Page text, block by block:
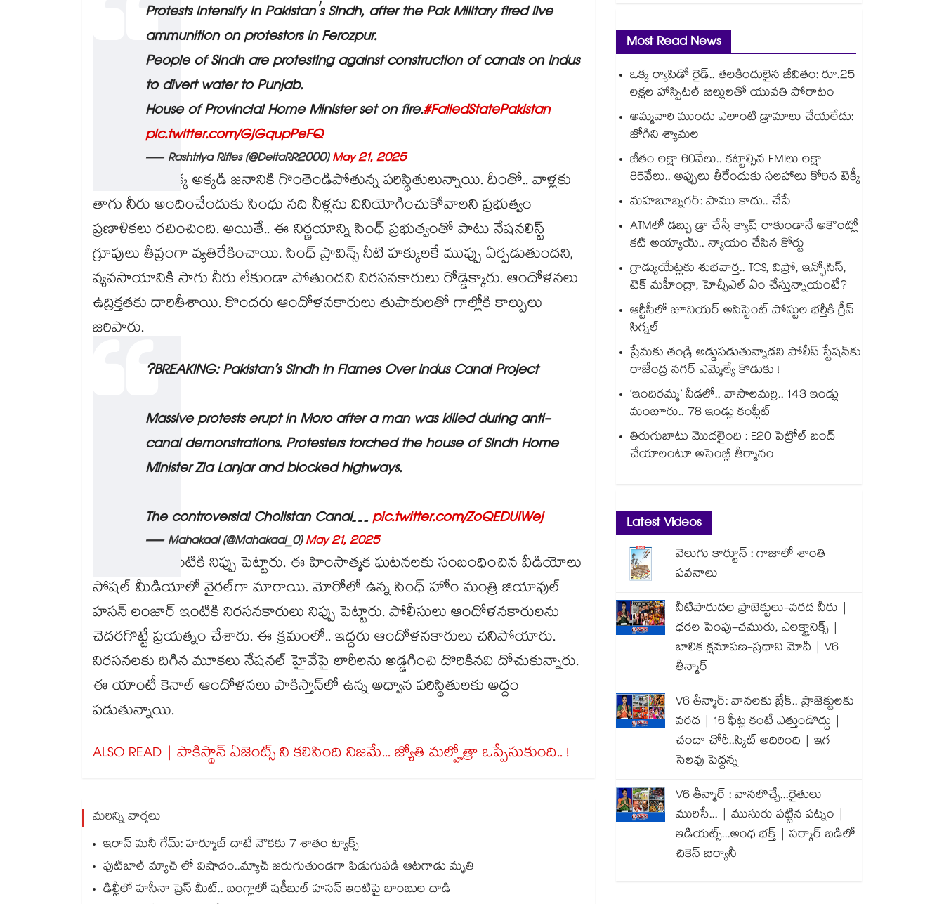
Protests intensify in Pakistan's Sindh, after the Pak Military fired live
ammunition on protestors in Ferozpur.
People of Sindh are protesting against construction of canals on Indus
to divert water to Punjab.
House of Provincial Home Minister set on fire.#FailedStatePakistan
pic.twitter.com/GjGqupPeFQ
— Rashtriya Rifles (@DeltaRR2000)May 21, 2025
తాగునీళ్లు దొరక్క అక్కడి జనానికి గొంతెండిపోతున్న పరిస్థితులున్నాయి. దీంతో.. వాళ్లకు
తాగు నీరు అందించేందుకు సింధు నది నీళ్లను వినియోగించుకోవాలని ప్రభుత్వం
ప్రణాళికలు రచించింది. అయితే.. ఈ నిర్ణయాన్ని సింధ్ ప్రభుత్వంతో పాటు నేషనలిస్ట్
గ్రూపులు తీవ్రంగా వ్యతిరేకించాయి. సింధ్ ప్రావిన్స్ నీటి హక్కులకే ముప్పు ఏర్పడుతుందని,
వ్యవసాయానికి సాగు నీరు లేకుండా పోతుందని నిరసనకారులు రోడ్డెక్కారు. ఆందోళనలు
ఉద్రిక్తతకు దారితీశాయి. కొందరు ఆందోళనకారులు తుపాకులతో గాల్లోకి కాల్పులు
జరిపారు.
?BREAKING: Pakistan’s Sindh in Flames Over Indus Canal Project
Massive protests erupt in Moro after a man was killed during anti-
canal demonstrations. Protesters torched the house of Sindh Home
Minister Zia Lanjar and blocked highways.
The controversial Cholistan Canal…pic.twitter.com/ZoQEDUlWej
— Mahakaal (@Mahakaal_0)May 21, 2025
హోం మంత్రి ఇంటికి నిప్పు పెట్టారు. ఈ హింసాత్మక ఘటనలకు సంబంధించిన వీడియోలు
సోషల్ మీడియాలో వైరల్⁬గా మారాయి. మోరోలో ఉన్న సింధ్ హోం మంత్రి జియావుల్
హసన్ లంజార్ ఇంటికి నిరసనకారులు నిప్పు పెట్టారు. పోలీసులు ఆందోళనకారులను
చెదరగొట్టే ప్రయత్నం చేశారు. ఈ క్రమంలో.. ఇద్దరు ఆందోళనకారులు చనిపోయారు.
నిరసనలకు దిగిన మూకలు నేషనల్ హైవేపై లారీలను అడ్డగించి దొరికినవి దోచుకున్నారు.
ఈ యాంటీ కెనాల్ ఆందోళనలు పాకిస్తాన్⁬లో ఉన్న అధ్వాన పరిస్థితులకు అద్దం
పడుతున్నాయి.
ALSO READ | పాకిస్థాన్ ఏజెంట్స్ ని కలిసింది నిజమే... జ్యోతి మల్హోత్రా ఒప్పేసుకుంది.. !
మరిన్ని వార్తలు
ఇరాన్ మనీ గేమ్: హర్మూజ్ దాటే నౌకకు 7 శాతం ట్యాక్స్
ఫుట్‌బాల్ మ్యాచ్ లో విషాదం..మ్యాచ్ జరుగుతుండగా పిడుగుపడి ఆటగాడు మృతి
ఢిల్లీలో హసీనా ప్రెస్ మీట్.. బంగ్లాలో షకీబుల్ హసన్ ఇంటిపై బాంబుల దాడి
Most Read News
ఒక్క ర్యాపిడో రైడ్.. తలకిందులైన జీవితం: రూ.25
లక్షల హాస్పిటల్ బిల్లులతో యువతి పోరాటం
అమ్మవారి ముందు ఎలాంటి డ్రామాలు చేయలేదు:
జోగిని శ్యామల
జీతం లక్షా 60వేలు.. కట్టాల్సిన EMIలు లక్షా
85వేలు.. అప్పులు తీరేందుకు సలహాలు కోరిన టెక్కీ
మహబూబ్నగర్: పాము కాదు.. చేపే
ATMలో డబ్బు డ్రా చేస్తే క్యాష్ రాకుండానే అకౌంట్లో
కట్ అయ్యాయ్.. న్యాయం చేసిన కోర్టు
గ్రాడ్యుయేట్లకు శుభవార్త.. TCS, విప్రో, ఇన్ఫోసిస్,
టెక్ మహీంద్రా, హెచ్సీఎల్ ఏం చేస్తున్నాయంటే?
ఆర్టీసీలో జూనియర్ అసిస్టెంట్‌‌ పోస్టుల భర్తీకి గ్రీన్‌‌
సిగ్నల్
ప్రేమకు తండ్రి అడ్డుపడుతున్నాడని పోలీస్ స్టేషన్⁪కు
రాజేంద్ర నగర్ ఎమ్మెల్యే కొడుకు !
‘ఇందిరమ్మ’ నీడలో.. వాసాలమర్రి.. 143 ఇండ్లు
మంజూరు.. 78 ఇండ్లు కంప్లీట్
తిరుగుబాటు మొదలైంది : E20 పెట్రోల్ బంద్
చేయాలంటూ అసెంబ్లీ తీర్మానం
Latest Videos
వెలుగు కార్టూన్ : గాజాలో శాంతి
పవనాలు
నీటిపారుదల ప్రాజెక్టులు-వరద నీరు |
ధరల పెంపు-చమురు, ఎలక్ట్రానిక్స్ |
బాలిక క్షమాపణ-ప్రధాని మోదీ | V6
తీన్మార్
V6 తీన్మార్: వానలకు బ్రేక్.. ప్రాజెక్టులకు
వరద | 16 ఫీట్ల కంటే ఎత్తుండొద్దు |
చందా చోరీ..స్కిట్ అదిరింది | ఇగ
సెలవు పెద్దన్న
V6 తీన్మార్ : వానలొచ్చే...రైతులు
మురిసే... | ముసురు పట్టిన పట్నం |
ఇడియట్స్...అంధ భక్త్ | సర్కార్ బడిలో
చికెన్ బిర్యానీ